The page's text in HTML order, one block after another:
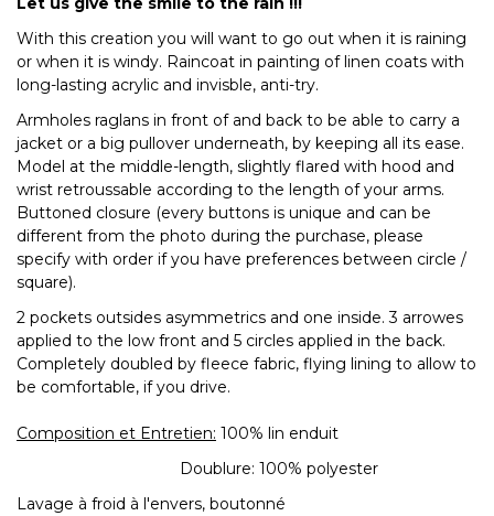
With this creation you will want to go out when it is raining
or when it is windy. Raincoat in painting of linen coats with
long-lasting acrylic and invisble, anti-try.
Armholes raglans in front of and back to be able to carry a
jacket or a big pullover underneath, by keeping all its ease.
Model at the middle-length, slightly flared with hood and
wrist retroussable according to the length of your arms.
Buttoned closure (every buttons is unique and can be
different from the photo during the purchase, please
specify with order if you have preferences between circle /
square).
2 pockets outsides asymmetrics and one inside. 3 arrowes
applied to the low front and 5 circles applied in the back.
Completely doubled by fleece fabric, flying lining to allow to
be comfortable, if you drive.
Composition et Entretien: 100% lin enduit
Doublure: 100% polyester
Lavage à froid à l'envers, boutonné